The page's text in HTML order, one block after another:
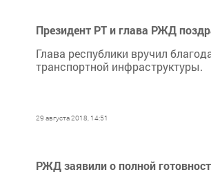
Президент РТ и глава РЖД
Глава республики вручил
транспортной инфраструктуры.
29 августа 2018, 14:51
РЖД заявили о полной